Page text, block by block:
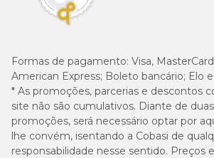
Formas de pagamento: Visa,
American Express; Boleto bancário; Elo
* As promoções, parcerias e descontos
site não são cumulativos. Diante de
promoções, será necessário optar por
lhe convém, isentando a Cobasi de
responsabilidade nesse sentido. Preços